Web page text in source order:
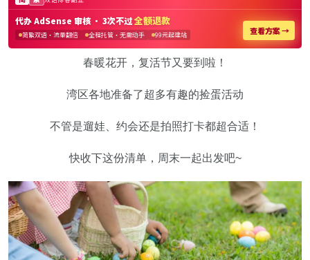
春暖花开，复活节又要到啦！
湾区各地准备了超多有趣的捡蛋活动
不管是遛娃、约会还是拍照打卡都超合适！
快收下这份清单，周末一起出发吧~